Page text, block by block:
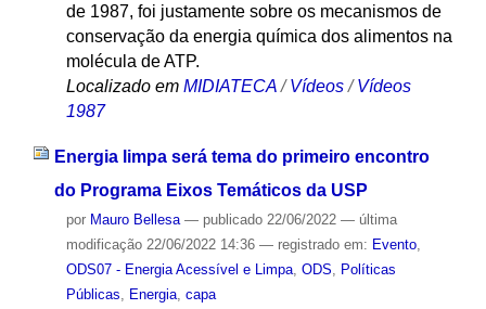
de 1987, foi justamente sobre os mecanismos de
conservação da energia química dos alimentos na
molécula de ATP.
Localizado em MIDIATECA /Vídeos /Vídeos
1987
Energia limpa será tema do primeiro encontro
do Programa Eixos Temáticos da USP
por Mauro Bellesa — publicado22/06/2022 — última
modificação22/06/2022 14:36 — registrado em: Evento,
ODS07 - Energia Acessível e Limpa, ODS, Políticas
Públicas, Energia, capa